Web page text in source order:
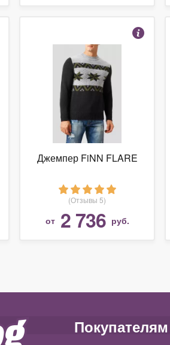
Джемпер FiNN FLARE
(Отзывы 5)
от 2 736 руб.
Покупателям